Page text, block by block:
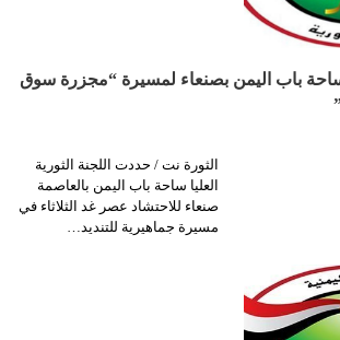
ساحة باب اليمن بصنعاء لمسيرة “مجزرة سوق
الثورة نت / حددت اللجنة الثورية
العليا ساحة باب اليمن بالعاصمة
صنعاء للاحتشاد عصر غد الثلاثاء في
مسيرة جماهيرية للتنديد…